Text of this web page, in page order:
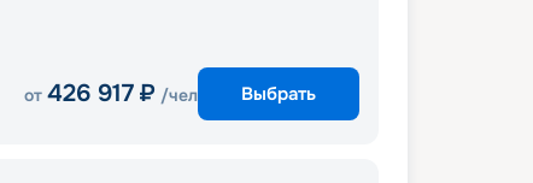
от 426 917 ₽ /чел Выбрать